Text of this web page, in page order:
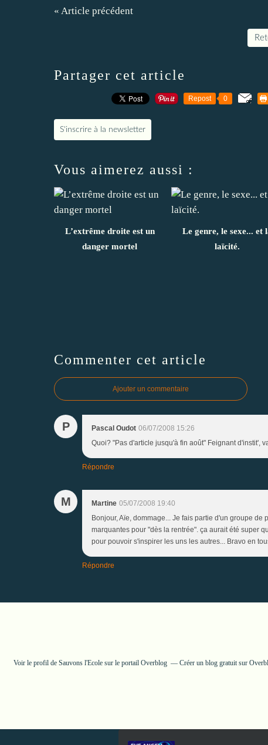
« Article précédent
Partager cet article
Repost 0
S'inscrire à la newsletter
Vous aimerez aussi :
L’extrême droite est un
danger mortel
Le genre, le sexe... et
laïcité.
Commenter cet article
Ajouter un commentaire
P Pascal Oudot 06/07/2008 15:26
Quoi? "Pas d'article jusqu'à fin août" Feignant d'instit',
Répondre
M Martine 05/07/2008 19:40
Bonjour, Aïe, dommage... Je fais partie d'un groupe
marquantes pour "dès la rentrée". ça aurait été super
pour pouvoir s'inspirer les uns les autres... Bravo en
Répondre
Voir le profil de Sauvons l'Ecole sur le portail Overblog Créer un blog gratuit sur